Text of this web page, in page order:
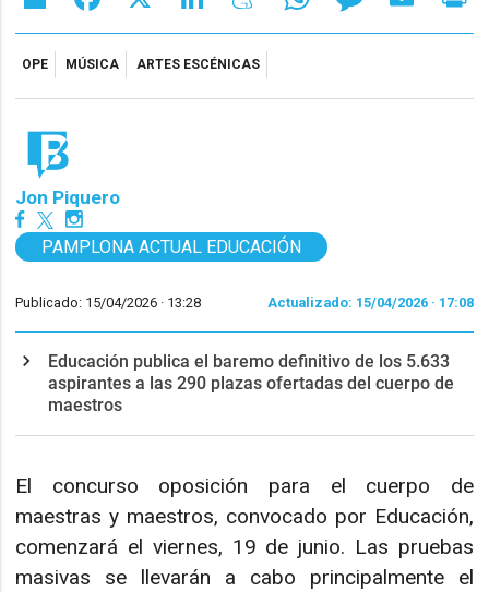
OPE MÚSICA ARTES ESCÉNICAS
Jon Piquero
PAMPLONA ACTUAL EDUCACIÓN
Publicado: 15/04/2026 · 13:28 Actualizado: 15/04/2026 · 17:08
Educación publica el baremo definitivo de los 5.633
aspirantes a las 290 plazas ofertadas del cuerpo de
maestros
El concurso oposición para el cuerpo de
maestras y maestros, convocado por Educación,
comenzará el viernes, 19 de junio. Las pruebas
masivas se llevarán a cabo principalmente el